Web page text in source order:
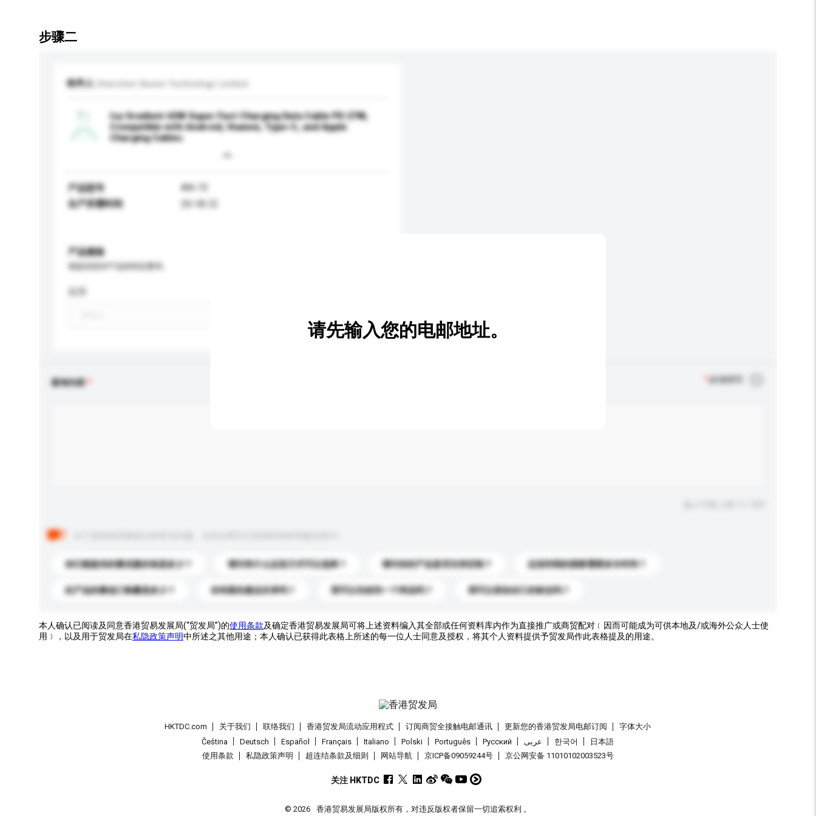
步骤二
收件人 Shenzhen Aunen Technology Limited
Icy Gradient 65W Super Fast Charging Data Cable PD 27W,
Compatible with Android, Huawei, Type-C, and Apple
Charging Cables
产品型号
AN-72
生产所需时间
20-30 日
产品规格
查询内容 必须填写
你们能提供的最优惠价格是多少？ 请问有什么运送方式可以选择？ 请问你的产品是否支持定制？ 运送到我的国家需要多长时间？
此产品的最低订购量是多少？ 你有新的產品目录吗？ 我可以先收到一个样品吗？ 我可以添加自己的标志吗？
请先输入您的电邮地址。
本人确认已阅读及同意香港贸易发展局(“贸发局”)的使用条款及确定香港贸易发展局可将上述资料编入其全部或任何资料库内作为直接推广或商贸配对﹝因而可能成为可供本地及/或海外公众人士使
用﹞，以及用于贸发局在私隐政策声明中所述之其他用途；本人确认已获得此表格上所述的每一位人士同意及授权，将其个人资料提供予贸发局作此表格提及的用途。
HKTDC.com 关于我们 联络我们 香港贸发局流动应用程式 订阅商贸全接触电邮通讯 更新您的香港贸发局电邮订阅
字体大小
Čeština
Deutsch Español Français Italiano Polski Português Pусский عربى 한국어
日本語
使用条款
私隐政策声明 超连结条款及细则 网站导航 京ICP备09059244号 京公网安备 11010102003523号
关注 HKTDC
© 2026 香港贸易发展局版权所有，对违反版权者保留一切追索权利 。